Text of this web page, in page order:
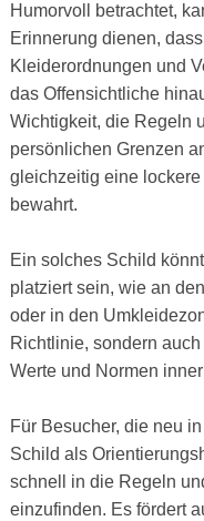
Humorvoll betrachtet,
Erinnerung dienen,
Kleiderordnungen und
das Offensichtliche
Wichtigkeit, die Regeln
persönlichen Grenzen
gleichzeitig eine
bewahrt.
Ein solches Schild
platziert sein, wie an
oder in den
Richtlinie, sondern
Werte und Normen
Für Besucher, die neu
Schild als
schnell in die Regeln
einzufinden. Es fördert